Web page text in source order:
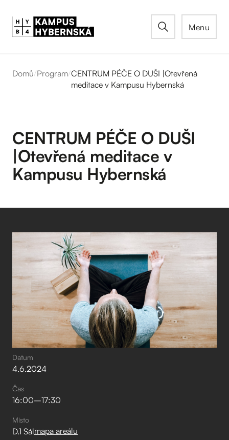
Menu
Domů/Program/CENTRUM PÉČE O DUŠI |Otevřená
meditace v Kampusu Hybernská
CENTRUM PÉČE O DUŠI
|Otevřená meditace v
Kampusu Hybernská
Datum
4.6.2024
Čas
16:00–⁠17:30
Místo
D.1 Sálmapa areálu